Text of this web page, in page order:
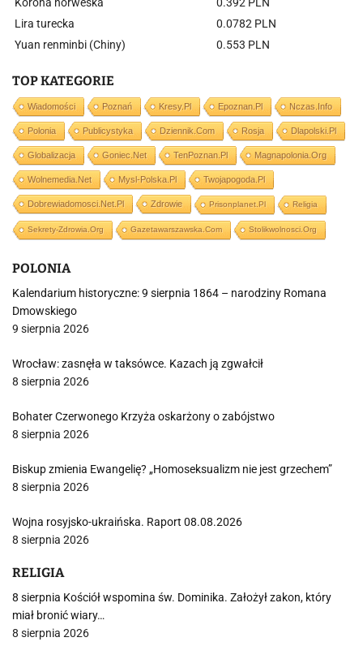
Lira turecka
0.0782 PLN
Yuan renminbi (Chiny)
0.553 PLN
TOP KATEGORIE
Wiadomości Poznań Kresy.pl Epoznan.pl Nczas.info
Polonia Publicystyka Dziennik.com Rosja Dlapolski.pl
Globalizacja Goniec.net TenPoznan.pl Magnapolonia.org
Wolnemedia.net Mysl-Polska.pl Twojapogoda.pl
Dobrewiadomosci.net.pl Zdrowie Prisonplanet.pl Religia
Sekrety-Zdrowia.org Gazetawarszawska.com Stolikwolnosci.org
POLONIA
Kalendarium historyczne: 9 sierpnia 1864 – narodziny Romana
Dmowskiego
9 sierpnia 2026
Wrocław: zasnęła w taksówce. Kazach ją zgwałcił
8 sierpnia 2026
Bohater Czerwonego Krzyża oskarżony o zabójstwo
8 sierpnia 2026
Biskup zmienia Ewangelię? „Homoseksualizm nie jest grzechem”
8 sierpnia 2026
Wojna rosyjsko-ukraińska. Raport 08.08.2026
8 sierpnia 2026
RELIGIA
8 sierpnia Kościół wspomina św. Dominika. Założył zakon, który
miał bronić wiary…
8 sierpnia 2026